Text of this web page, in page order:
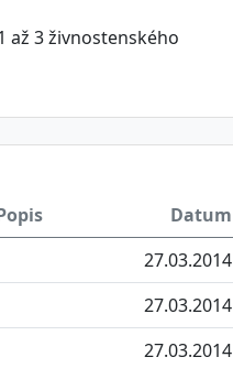
až 3 živnostenského
Datum
27.03.2014
27.03.2014
27.03.2014